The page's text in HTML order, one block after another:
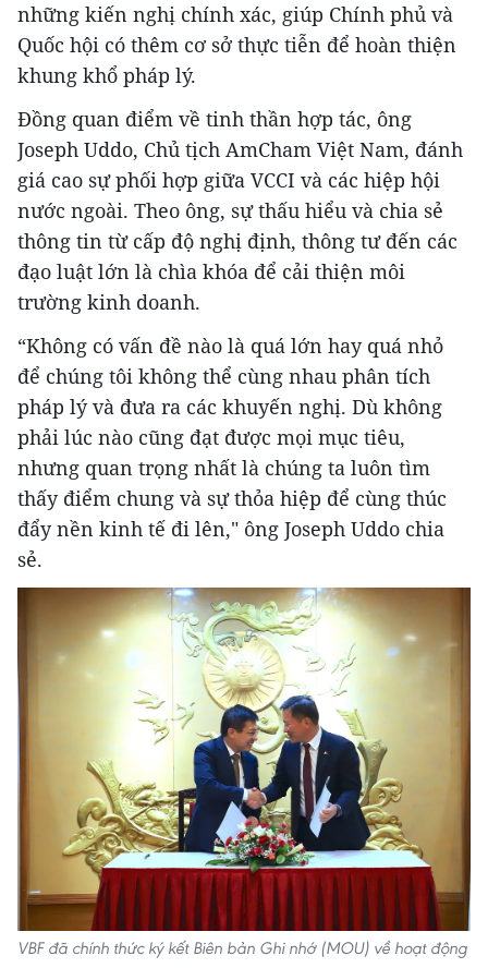
những kiến nghị chính xác, giúp Chính phủ và
Quốc hội có thêm cơ sở thực tiễn để hoàn thiện
khung khổ pháp lý.
Đồng quan điểm về tinh thần hợp tác, ông
Joseph Uddo, Chủ tịch AmCham Việt Nam, đánh
giá cao sự phối hợp giữa VCCI và các hiệp hội
nước ngoài. Theo ông, sự thấu hiểu và chia sẻ
thông tin từ cấp độ nghị định, thông tư đến các
đạo luật lớn là chìa khóa để cải thiện môi
trường kinh doanh.
“Không có vấn đề nào là quá lớn hay quá nhỏ
để chúng tôi không thể cùng nhau phân tích
pháp lý và đưa ra các khuyến nghị. Dù không
phải lúc nào cũng đạt được mọi mục tiêu,
nhưng quan trọng nhất là chúng ta luôn tìm
thấy điểm chung và sự thỏa hiệp để cùng thúc
đẩy nền kinh tế đi lên," ông Joseph Uddo chia
sẻ.
VBF đã chính thức ký kết Biên bản Ghi nhớ (MOU) về hoạt động